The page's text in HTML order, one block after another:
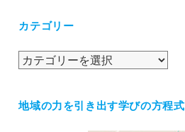
イ
カテゴリー
カ
リ
地域の力を引き出す学びの方程式